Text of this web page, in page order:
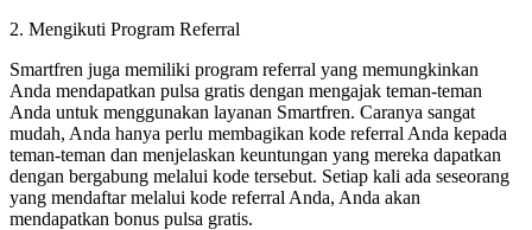
2. Mengikuti Program Referral
Smartfren juga memiliki program referral yang memungkinkan
Anda mendapatkan pulsa gratis dengan mengajak teman-teman
Anda untuk menggunakan layanan Smartfren. Caranya sangat
mudah, Anda hanya perlu membagikan kode referral Anda kepada
teman-teman dan menjelaskan keuntungan yang mereka dapatkan
dengan bergabung melalui kode tersebut. Setiap kali ada seseorang
yang mendaftar melalui kode referral Anda, Anda akan
mendapatkan bonus pulsa gratis.